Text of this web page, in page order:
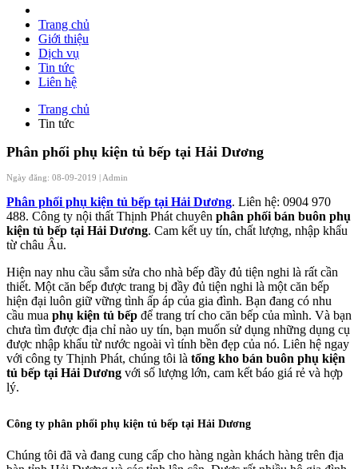
Trang chủ
Giới thiệu
Dịch vụ
Tin tức
Liên hệ
Trang chủ
Tin tức
Phân phối phụ kiện tủ bếp tại Hải Dương
Ngày đăng: 08-09-2019 | Admin
Phân phối phụ kiện tủ bếp tại Hải Dương. Liên hệ: 0904 970
488. Công ty nội thất Thịnh Phát chuyên phân phối bán buôn phụ
kiện tủ bếp tại Hải Dương. Cam kết uy tín, chất lượng, nhập khẩu
từ châu Âu.
Hiện nay nhu cầu sắm sửa cho nhà bếp đầy đủ tiện nghi là rất cần
thiết. Một căn bếp được trang bị đầy đủ tiện nghi là một căn bếp
hiện đại luôn giữ vững tình ấp áp của gia đình. Bạn đang có nhu
cầu mua phụ kiện tủ bếp để trang trí cho căn bếp của mình. Và bạn
chưa tìm được địa chỉ nào uy tín, bạn muốn sử dụng những dụng cụ
được nhập khẩu từ nước ngoài vì tính bền đẹp của nó. Liên hệ ngay
với công ty Thịnh Phát, chúng tôi là tổng kho bán buôn phụ kiện
tủ bếp tại Hải Dương với số lượng lớn, cam kết báo giá rẻ và hợp
lý.
Công ty phân phối phụ kiện tủ bếp tại Hải Dương
Chúng tôi đã và đang cung cấp cho hàng ngàn khách hàng trên địa